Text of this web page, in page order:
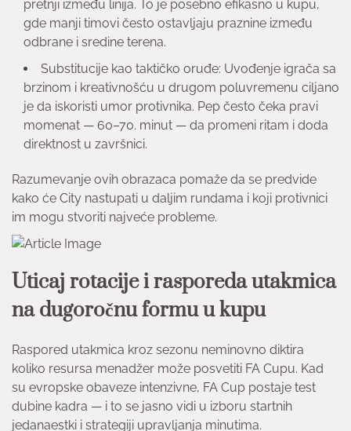
pretnji između linija. To je posebno efikasno u kupu,
gde manji timovi često ostavljaju praznine između
odbrane i sredine terena.
Substitucije kao taktičko oruđe: Uvođenje igrača sa
brzinom i kreativnošću u drugom poluvremenu ciljano
je da iskoristi umor protivnika. Pep često čeka pravi
momenat — 60–70. minut — da promeni ritam i doda
direktnost u završnici.
Razumevanje ovih obrazaca pomaže da se predvide
kako će City nastupati u daljim rundama i koji protivnici
im mogu stvoriti najveće probleme.
Uticaj rotacije i rasporeda utakmica
na dugoročnu formu u kupu
Raspored utakmica kroz sezonu neminovno diktira
koliko resursa menadžer može posvetiti FA Cupu. Kad
su evropske obaveze intenzivne, FA Cup postaje test
dubine kadra — i to se jasno vidi u izboru startnih
jedanaestki i strategiji upravljanja minutima.